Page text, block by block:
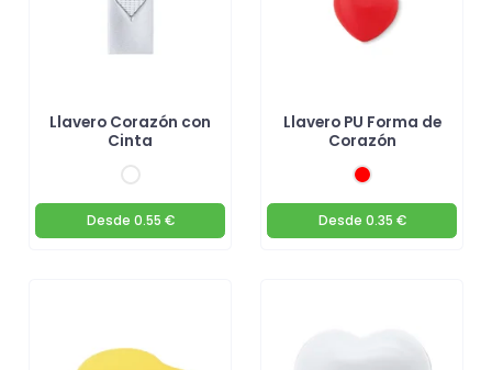
Llavero Corazón con
Cinta
Desde 0.55 €
Llavero PU Forma de
Corazón
Desde 0.35 €